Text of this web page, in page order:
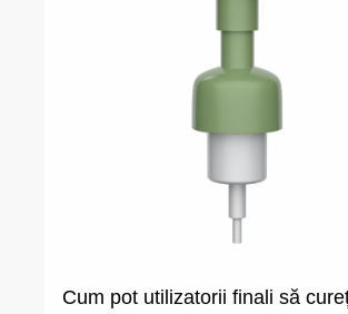
Cum pot utilizatorii finali să